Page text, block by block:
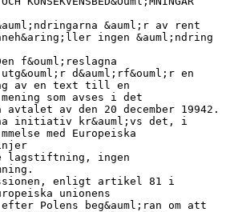
&auml;r av rent
ingen &auml;ndring
f&ouml;reslagna
d&auml;rf&ouml;r en
av en text till en
som avses i det
av den 20 december 19942.
initiativ kr&auml;vs det, i
med Europeiska
lagstiftning, ingen
enligt artikel 81 i
unionens
Polens beg&auml;ran om att